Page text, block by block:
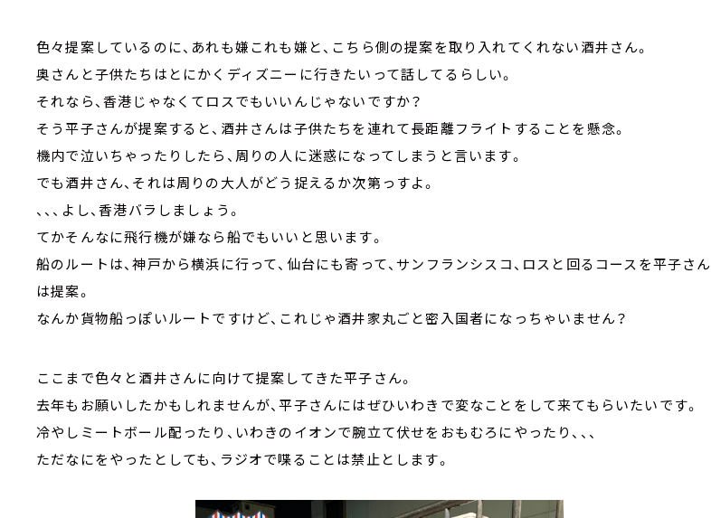
色々提案しているのに、あれも嫌これも嫌と、こちら側の提案を取り入れてくれない酒井さん。
奥さんと子供たちはとにかくディズニーに行きたいって話してるらしい。
それなら、香港じゃなくてロスでもいいんじゃないですか？
そう平子さんが提案すると、酒井さんは子供たちを連れて長距離フライトすることを懸念。
機内で泣いちゃったりしたら、周りの人に迷惑になってしまうと言います。
でも酒井さん、それは周りの大人がどう捉えるか次第っすよ。
、、、よし、香港バラしましょう。
てかそんなに飛行機が嫌なら船でもいいと思います。
船のルートは、神戸から横浜に行って、仙台にも寄って、サンフランシスコ、ロスと回るコースを平子さん
は提案。
なんか貨物船っぽいルートですけど、これじゃ酒井家丸ごと密入国者になっちゃいません？
ここまで色々と酒井さんに向けて提案してきた平子さん。
去年もお願いしたかもしれませんが、平子さんにはぜひいわきで変なことをして来てもらいたいです。
冷やしミートボール配ったり、いわきのイオンで腕立て伏せをおもむろにやったり、、、
ただなにをやったとしても、ラジオで喋ることは禁止とします。